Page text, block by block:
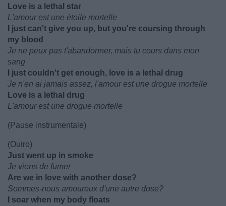
Love is a lethal star
L'amour est une étoile mortelle
I just can't give you up, but you're coursing through
my blood
Je ne peux pas t'abandonner, mais tu cours dans mon
sang
I just couldn't get enough, love is a lethal drug
Je n'en ai jamais assez, l'amour est une drogue mortelle
Love is a lethal drug
L'amour est une drogue mortelle
(Pause instrumentale)
(Outro)
Just went up in smoke
Je viens de fumer
Are we in love with another dose?
Sommes-nous amoureux d'une autre dose?
I soar when my body floats